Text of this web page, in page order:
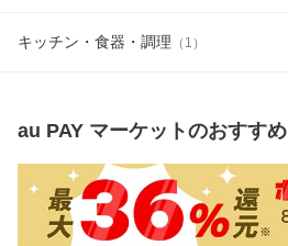
キッチン・食器・調理 （ 1 ）
au PAY マーケットのおすすめ